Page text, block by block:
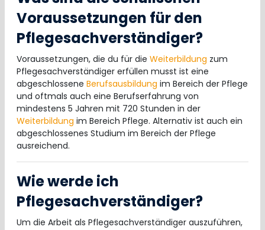
Voraussetzungen für den
Pflegesachverständiger?
Voraussetzungen, die du für die Weiterbildung zum
Pflegesachverständiger erfüllen musst ist eine
abgeschlossene Berufsausbildung im Bereich der Pflege
und oftmals auch eine Berufserfahrung von
mindestens 5 Jahren mit 720 Stunden in der
Weiterbildung im Bereich Pflege. Alternativ ist auch ein
abgeschlossenes Studium im Bereich der Pflege
ausreichend.
Wie werde ich
Pflegesachverständiger?
Um die Arbeit als Pflegesachverständiger auszuführen,